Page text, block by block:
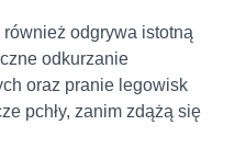
odgrywa istotną
odkurzanie
oraz pranie legowisk
pchły, zanim zdążą się